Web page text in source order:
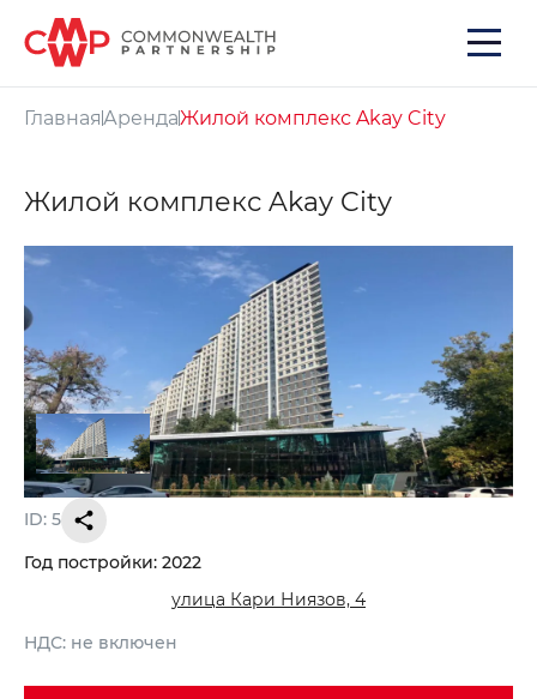
Главная АрендаЖилой комплекс Akay City
Жилой комплекс Akay City
ID: 5
Год постройки: 2022
улица Кари Ниязов, 4
НДС: не включен